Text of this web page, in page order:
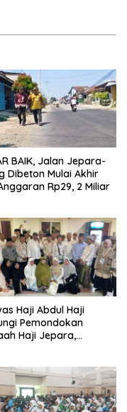
BAIK, Jalan Jepara-
Dibeton Mulai Akhir
Rp29, 2 Miliar
Haji Abdul Haji
Pemondokan
Haji Jepara,